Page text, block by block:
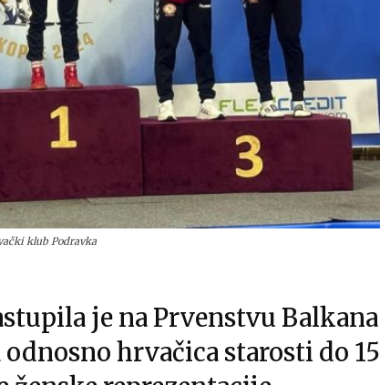
klub Podravka
je na Prvenstvu Balkana
hrvačica starosti do 15